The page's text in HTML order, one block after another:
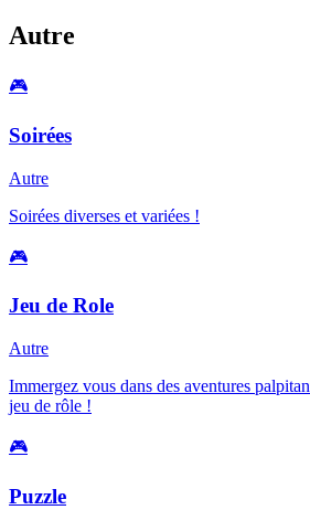
Autre
🎮
Soirées
Autre
Soirées diverses et variées !
🎮
Jeu de Role
Autre
Immergez vous dans des aventures
jeu de rôle !
🎮
Puzzle